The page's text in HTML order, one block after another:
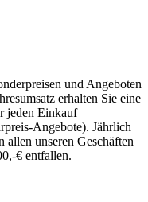
und Angeboten
erhalten Sie eine
jeden Einkauf
Angebote). Jährlich
allen unseren Geschäften
€ entfallen.